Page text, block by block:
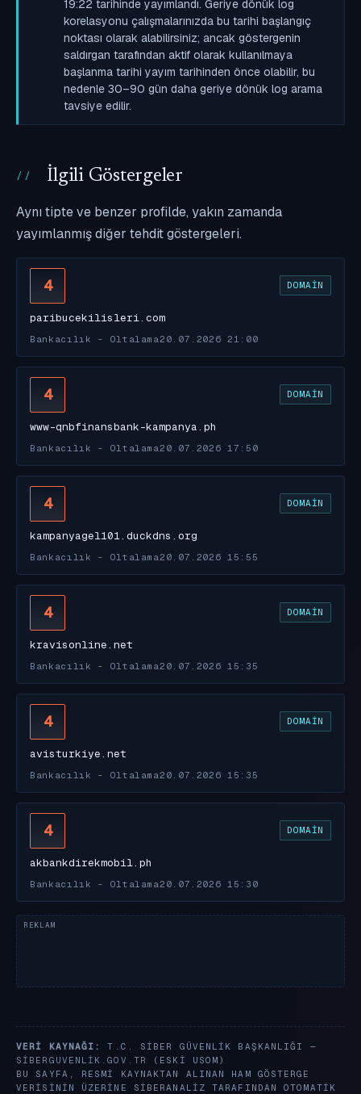
19:22 tarihinde yayımlandı. Geriye dönük log
korelasyonu çalışmalarınızda bu tarihi başlangıç
noktası olarak alabilirsiniz; ancak göstergenin
saldırgan tarafından aktif olarak kullanılmaya
başlanma tarihi yayım tarihinden önce olabilir, bu
nedenle 30–90 gün daha geriye dönük log arama
tavsiye edilir.
İlgili Göstergeler
Aynı tipte ve benzer profilde, yakın zamanda
yayımlanmış diğer tehdit göstergeleri.
4 DOMAIN
paribucekilisleri.com
Bankacılık - Oltalama20.07.2026 21:00
4 DOMAIN
www-qnbfinansbank-kampanya.ph
Bankacılık - Oltalama20.07.2026 17:50
4 DOMAIN
kampanyagel101.duckdns.org
Bankacılık - Oltalama20.07.2026 15:55
4 DOMAIN
kravisonline.net
Bankacılık - Oltalama20.07.2026 15:35
4 DOMAIN
avisturkiye.net
Bankacılık - Oltalama20.07.2026 15:35
4 DOMAIN
akbankdirekmobil.ph
Bankacılık - Oltalama20.07.2026 15:30
VERI KAYNAĞI:
T.C. SIBER GÜVENLIK BAŞKANLIĞI —
SIBERGUVENLIK.GOV.TR
(ESKI USOM)
BU SAYFA, RESMI KAYNAKTAN ALINAN HAM GÖSTERGE
VERISININ ÜZERINE SIBERANALIZ TARAFINDAN OTOMATIK